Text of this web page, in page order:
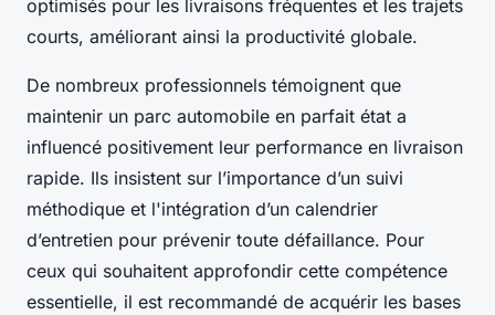
optimisés pour les livraisons fréquentes et les trajets
courts, améliorant ainsi la productivité globale.
De nombreux professionnels témoignent que
maintenir un parc automobile en parfait état a
influencé positivement leur performance en livraison
rapide. Ils insistent sur l’importance d’un suivi
méthodique et l'intégration d’un calendrier
d’entretien pour prévenir toute défaillance. Pour
ceux qui souhaitent approfondir cette compétence
essentielle, il est recommandé de acquérir les bases